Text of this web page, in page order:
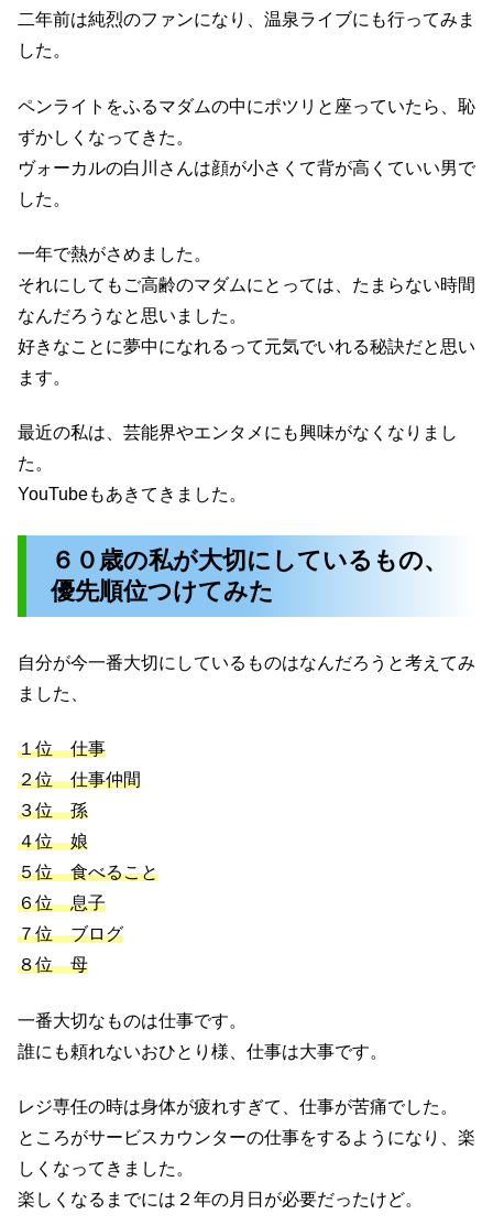
二年前は純烈のファンになり、温泉ライブにも行ってみま
した。
ペンライトをふるマダムの中にポツリと座っていたら、恥
ずかしくなってきた。
ヴォーカルの白川さんは顔が小さくて背が高くていい男で
した。
一年で熱がさめました。
それにしてもご高齢のマダムにとっては、たまらない時間
なんだろうなと思いました。
好きなことに夢中になれるって元気でいれる秘訣だと思い
ます。
最近の私は、芸能界やエンタメにも興味がなくなりまし
た。
YouTubeもあきてきました。
６０歳の私が大切にしているもの、
優先順位つけてみた
自分が今一番大切にしているものはなんだろうと考えてみ
ました、
１位 仕事
２位 仕事仲間
３位 孫
４位 娘
５位 食べること
６位 息子
７位 ブログ
８位 母
一番大切なものは仕事です。
誰にも頼れないおひとり様、仕事は大事です。
レジ専任の時は身体が疲れすぎて、仕事が苦痛でした。
ところがサービスカウンターの仕事をするようになり、楽
しくなってきました。
楽しくなるまでには２年の月日が必要だったけど。